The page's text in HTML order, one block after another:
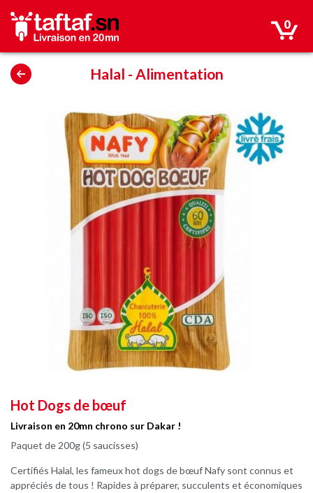
0
Halal - Alimentation
Hot Dogs de bœuf
Livraison en 20mn chrono sur Dakar !
Paquet de 200g (5 saucisses)
Certifiés Halal, les fameux hot dogs de bœuf Nafy sont connus et
appréciés de tous ! Rapides à préparer, succulents et économiques